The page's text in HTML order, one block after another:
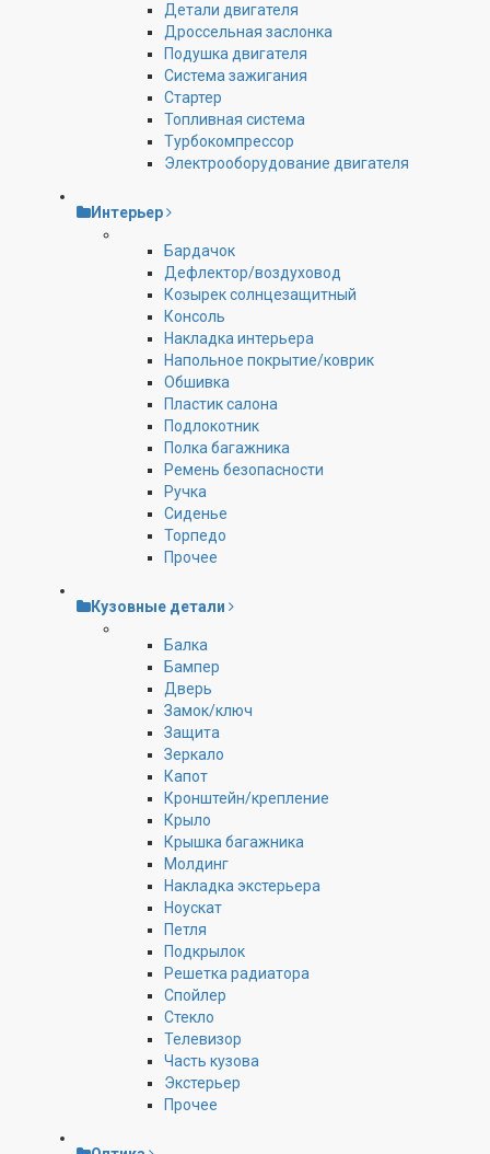
Детали двигателя
Дроссельная заслонка
Подушка двигателя
Система зажигания
Стартер
Топливная система
Турбокомпрессор
Электрооборудование двигателя
Интерьер
Бардачок
Дефлектор/воздуховод
Козырек солнцезащитный
Консоль
Накладка интерьера
Напольное покрытие/коврик
Обшивка
Пластик салона
Подлокотник
Полка багажника
Ремень безопасности
Ручка
Сиденье
Торпедо
Прочее
Кузовные детали
Балка
Бампер
Дверь
Замок/ключ
Защита
Зеркало
Капот
Кронштейн/крепление
Крыло
Крышка багажника
Молдинг
Накладка экстерьера
Ноускат
Петля
Подкрылок
Решетка радиатора
Спойлер
Стекло
Телевизор
Часть кузова
Экстерьер
Прочее